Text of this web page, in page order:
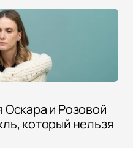
Оскара и Розовой
который нельзя